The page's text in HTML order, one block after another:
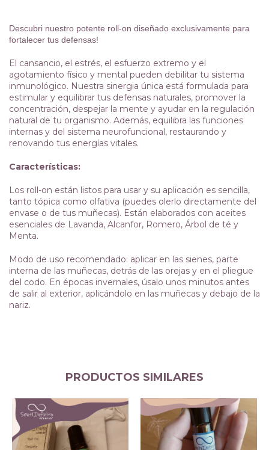
Descubri nuestro potente roll-on diseñado exclusivamente para
fortalecer tus defensas!
El cansancio, el estrés, el esfuerzo extremo y el
agotamiento físico y mental pueden debilitar tu sistema
inmunológico. Nuestra sinergia única está formulada para
estimular y equilibrar tus defensas naturales, promover la
concentración, despejar la mente y ayudar en la regulación
natural de tu organismo. Además, equilibra las funciones
internas y del sistema neurofuncional, restaurando y
renovando tus energías vitales.
Características:
Los roll-on están listos para usar y su aplicación es sencilla,
tanto tópica como olfativa (puedes olerlo directamente del
envase o de tus muñecas). Están elaborados con aceites
esenciales de Lavanda, Alcanfor, Romero, Árbol de té y
Menta.
Modo de uso recomendado: aplicar en las sienes, parte
interna de las muñecas, detrás de las orejas y en el pliegue
del codo. En épocas invernales, úsalo unos minutos antes
de salir al exterior, aplicándolo en las muñecas y debajo de la
nariz.
PRODUCTOS SIMILARES